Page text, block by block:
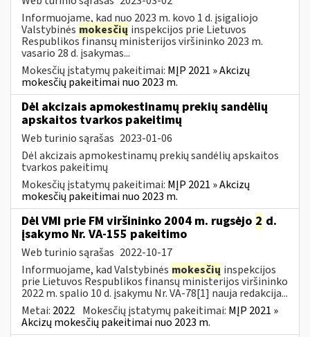
Informuojame, kad nuo 2023 m. kovo 1 d. įsigaliojo
Valstybinės mokesčių inspekcijos prie Lietuvos
Respublikos finansų ministerijos viršininko 2023 m.
vasario 28 d. įsakymas...
Mokesčių įstatymų pakeitimai: MĮP 2021 » Akcizų
mokesčių pakeitimai nuo 2023 m.
Dėl akcizais apmokestinamų prekių sandėlių
apskaitos tvarkos pakeitimų
Web turinio sąrašas 2023-01-06
Dėl akcizais apmokestinamų prekių sandėlių apskaitos
tvarkos pakeitimų
Mokesčių įstatymų pakeitimai: MĮP 2021 » Akcizų
mokesčių pakeitimai nuo 2023 m.
Dėl VMI prie FM viršininko 2004 m. rugsėjo 2 d.
įsakymo Nr. VA-155 pakeitimo
Web turinio sąrašas 2022-10-17
Informuojame, kad Valstybinės mokesčių inspekcijos
prie Lietuvos Respublikos finansų ministerijos viršininko
2022 m. spalio 10 d. įsakymu Nr. VA-78[1] nauja redakcija...
Metai: 2022 Mokesčių įstatymų pakeitimai: MĮP 2021 »
Akcizų mokesčių pakeitimai nuo 2023 m.